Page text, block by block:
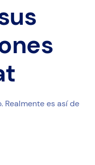
Realmente es así de